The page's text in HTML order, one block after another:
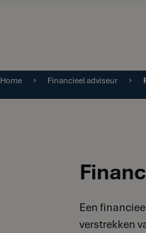
Home Financieel adviseur
Een
verstrekken